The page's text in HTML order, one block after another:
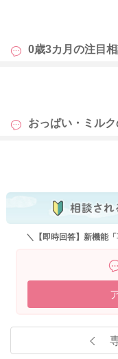
年明けぐらいから、今
0歳3カ月の注目
おっぱい・ミルク
＼【即時回答】新機能